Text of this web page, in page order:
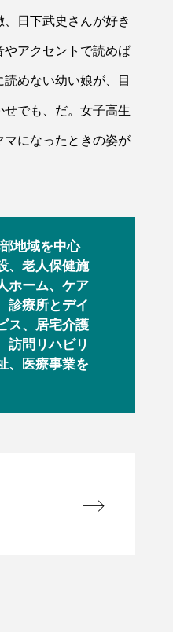
日下武史さんが好き
アクセントで読めば
めない幼い娘が、目
でも、だ。女子高生
になったときの姿が
地域を中心
、老人保健施
ホーム、ケア
診療所とデイ
ス、居宅介護
訪問リハビリ
、医療事業を